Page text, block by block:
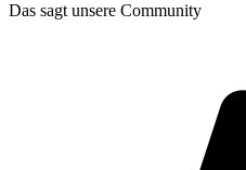
Das sagt unsere Community